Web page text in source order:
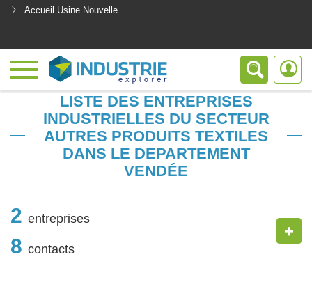
Accueil Usine Nouvelle
LISTE DES ENTREPRISES
INDUSTRIELLES DU SECTEUR
AUTRES PRODUITS TEXTILES
DANS LE DEPARTEMENT
VENDÉE
2 entreprises
8 contacts
+